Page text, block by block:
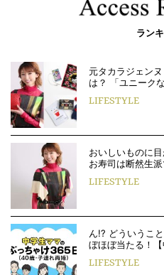
ラン
元タカラジェン
は？ 「ユニーク
LIFESTYLE
おいしいものに
お寿司は断然生
LIFESTYLE
ん!? どういうこ
ぼほぼ当たる！
LIFESTYLE